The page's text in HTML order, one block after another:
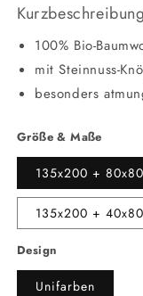
Kurzbeschreibung
100% Bio-
mit Steinnuss-
besonders
Größe & Maße
135x200 +
135x200 +
Design
Unifarben